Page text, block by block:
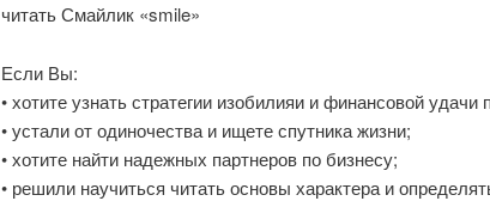
читать Смайлик «smile»
Если Вы:
• хотите узнать стратегии изобилияи и финансовой
• устали от одиночества и ищете спутника жизни;
• хотите найти надежных партнеров по бизнесу;
• решили научиться читать основы характера и